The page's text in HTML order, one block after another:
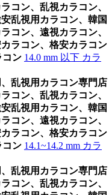
コン、乱視カラコン、
乱視用カラコン、韓国
コン、遠視カラコン、
ラコン、格安カラコン
コン 14.0 mm 以下 カラ
乱視用カラコン専門店
コン、乱視カラコン、
乱視用カラコン、韓国
コン、遠視カラコン、
ラコン、格安カラコン
コン 14.1~14.2 mm カラ
乱視用カラコン専門店
コン、乱視カラコン、